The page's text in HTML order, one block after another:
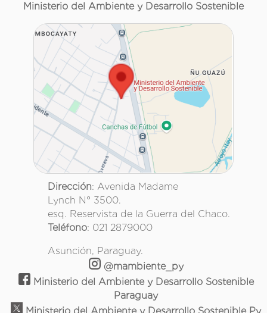
Ministerio del Ambiente y Desarrollo Sostenible
Dirección: Avenida Madame
Lynch N° 3500.
esq. Reservista de la Guerra del Chaco.
Teléfono: 021 2879000
Asunción, Paraguay.
@mambiente_py
Ministerio del Ambiente y Desarrollo Sostenible
Paraguay